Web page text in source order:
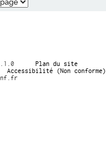
Plan du site
Accessibilité (Non conforme)